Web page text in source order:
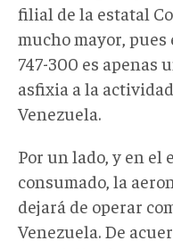
filial de la estatal
mucho mayor,
747-300 es apenas
asfixia a la
Venezuela.
Por un lado, y en el
consumado, la
dejará de operar
Venezuela. De